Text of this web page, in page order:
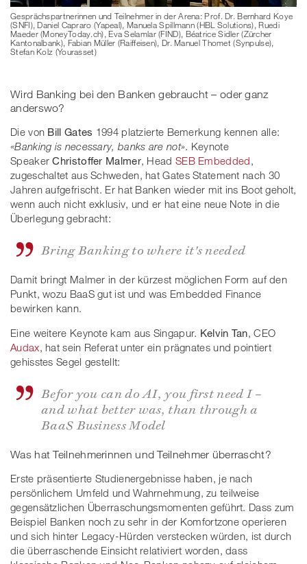
Gesprächspartnerinnen und Teilnehmer in der Arena: Prof. Dr. Bernhard Koye
(SNFI), Daniel Capraro (Yapeal), Manuela Spillmann (HBL Solutions), Ruedi
Maeder (MoneyToday.ch), Eva Selamlar (FIND), Béatrice Sidler (Zürcher
Kantonalbank), Fabian Müller (Raiffeisen), Dr. Manuel Thomet (Synpulse),
Stefan Kolz (Yourasset)
Wird Banking bei den Banken gebraucht – oder ganz
anderswo?
Die von Bill Gates 1994 platzierte Bemerkung kennen alle:
«Banking is necessary, banks are not». Keynote
SpeakerChristoffer Malmer, Head SEB Embedded,
zugeschaltet aus Schweden, hat Gates Statement nach 30
Jahren aufgefrischt. Er hat Banken wieder mit ins Boot geholt,
wenn auch nicht exklusiv, und er hat eine neue Note in die
Überlegung gebracht:
Bring Banking to where it's needed
Damit bringt Malmer in der kürzest möglichen Form auf den
Punkt, wozu BaaS gut ist und was Embedded Finance
bewirken kann.
Eine weitere Keynote kam aus Singapur. Kelvin Tan, CEO
Audax, hat sein Referat unter ein prägnates und pointiert
gehisstes Segel gestellt:
Befor you can do AI, you first need I –
and what better was, than through a
BaaS Business Model
Was hat Teilnehmerinnen und Teilnehmer überrascht?
Erste präsentierte Studienergebnisse haben, je nach
persönlichem Umfeld und Wahrnehmung, zu teilweise
gegensätzlichen Überraschungsmomenten geführt. Dass zum
Beispiel Banken noch zu sehr in der Komfortzone operieren
und sich hinter Legacy-Hürden verstecken würden, ist durch
die überraschende Einsicht relativiert worden, dass